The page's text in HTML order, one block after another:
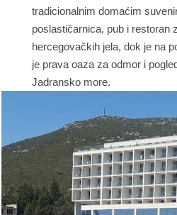
tradicionalnim domaćim
poslastičarnica, pub i restoran
hercegovačkih jela, dok je na
je prava oaza za odmor i
Jadransko more.